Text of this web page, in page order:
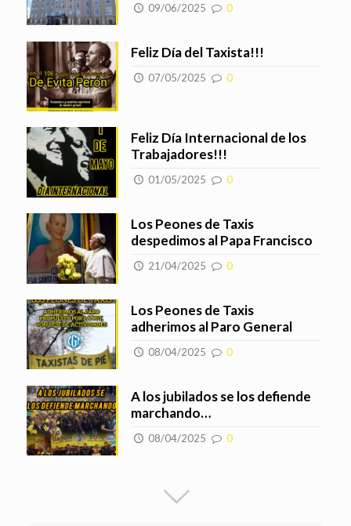
09/06/2025 0
Feliz Día del Taxista!!!
07/05/2025 0
Feliz Día Internacional de los
Trabajadores!!!
01/05/2025 0
Los Peones de Taxis
despedimos al Papa Francisco
21/04/2025 0
Los Peones de Taxis
adherimos al Paro General
08/04/2025 0
A los jubilados se los defiende
marchando…
08/04/2025 0